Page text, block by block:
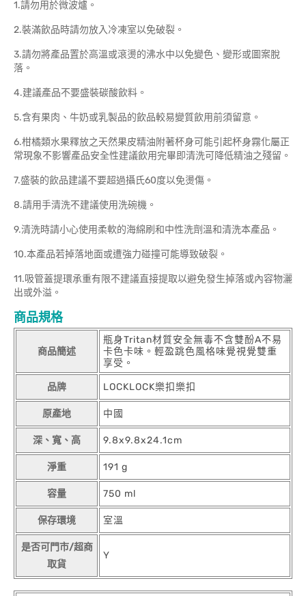
1.請勿用於微波爐。
2.裝滿飲品時請勿放入冷凍室以免破裂。
3.請勿將產品置於高溫或滾燙的沸水中以免變色、變形或圖案脫
落。
4.建議產品不要盛裝碳酸飲料。
5.含有果肉、牛奶或乳製品的飲品較易變質飲用前須留意。
6.柑橘類水果釋放之天然果皮精油附著杯身可能引起杯身霧化屬正
常現象不影響產品安全性建議飲用完畢即清洗可降低精油之殘留。
7.盛裝的飲品建議不要超過攝氏60度以免燙傷。
8.請用手清洗不建議使用洗碗機。
9.清洗時請小心使用柔軟的海綿刷和中性洗劑溫和清洗本產品。
10.本產品若掉落地面或遭強力碰撞可能導致破裂。
11.吸管蓋提環承重有限不建議直接提取以避免發生掉落或內容物灑
出或外溢。
商品規格
商品簡述
瓶身Tritan材質安全無毒不含雙酚A不易
卡色卡味。輕盈跳色風格味覺視覺雙重
享受。
品牌 LOCKLOCK樂扣樂扣
原產地 中國
深、寬、高 9.8x9.8x24.1cm
淨重 191 g
容量 750 ml
保存環境 室溫
是否可門市/超商
取貨
Y